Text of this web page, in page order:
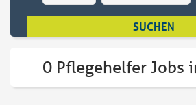
0 Pflegehelfer Jobs